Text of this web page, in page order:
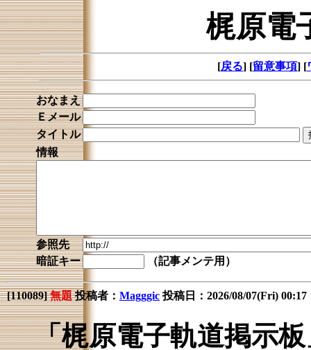
梶原電
[戻る] [留意事項] [
おなまえ
Ｅメール
タイトル
情報
参照先
暗証キー
（記事メンテ用）
[110089]無題投稿者： Magggic投稿日：2026/08/07(Fri)
「梶原電子軌道掲示